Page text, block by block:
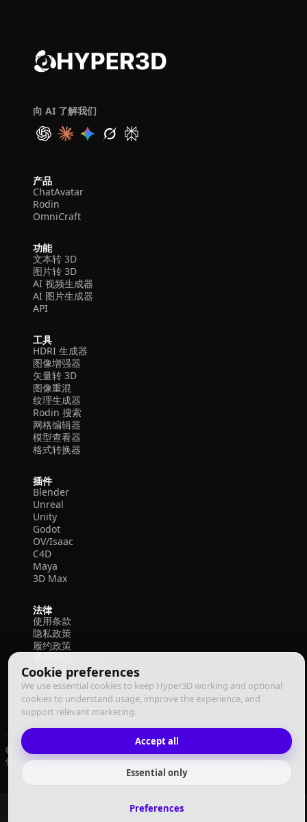
Cookie preferences
We use essential cookies to keep Hyper3D working and optional
cookies to understand usage, improve the experience, and
support relevant marketing.
Accept all
Essential only
Preferences
向 AI 了解我们
产品
ChatAvatar
Rodin
OmniCraft
功能
文本转 3D
图片转 3D
AI 视频生成器
AI 图片生成器
API
工具
HDRI 生成器
图像增强器
矢量转 3D
图像重混
纹理生成器
Rodin 搜索
网格编辑器
模型查看器
格式转换器
插件
Blender
Unreal
Unity
Godot
OV/Isaac
C4D
Maya
3D Max
法律
使用条款
隐私政策
履约政策
联系我们
© 2026 Deemos Corporation. 保留所有权利
使用条款隐私政策履约政策